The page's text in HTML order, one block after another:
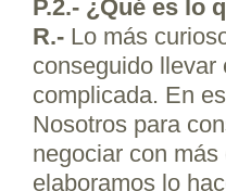
P.2.- ¿Qué es lo
R.- Lo más
conseguido llevar
complicada. En
Nosotros para
negociar con
elaboramos lo